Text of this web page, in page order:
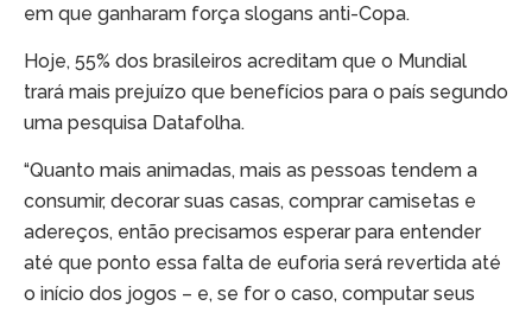
em que ganharam força slogans anti-Copa.
Hoje, 55% dos brasileiros acreditam que o Mundial
trará mais prejuízo que benefícios para o país segundo
uma pesquisa Datafolha.
“Quanto mais animadas, mais as pessoas tendem a
consumir, decorar suas casas, comprar camisetas e
adereços, então precisamos esperar para entender
até que ponto essa falta de euforia será revertida até
o início dos jogos – e, se for o caso, computar seus